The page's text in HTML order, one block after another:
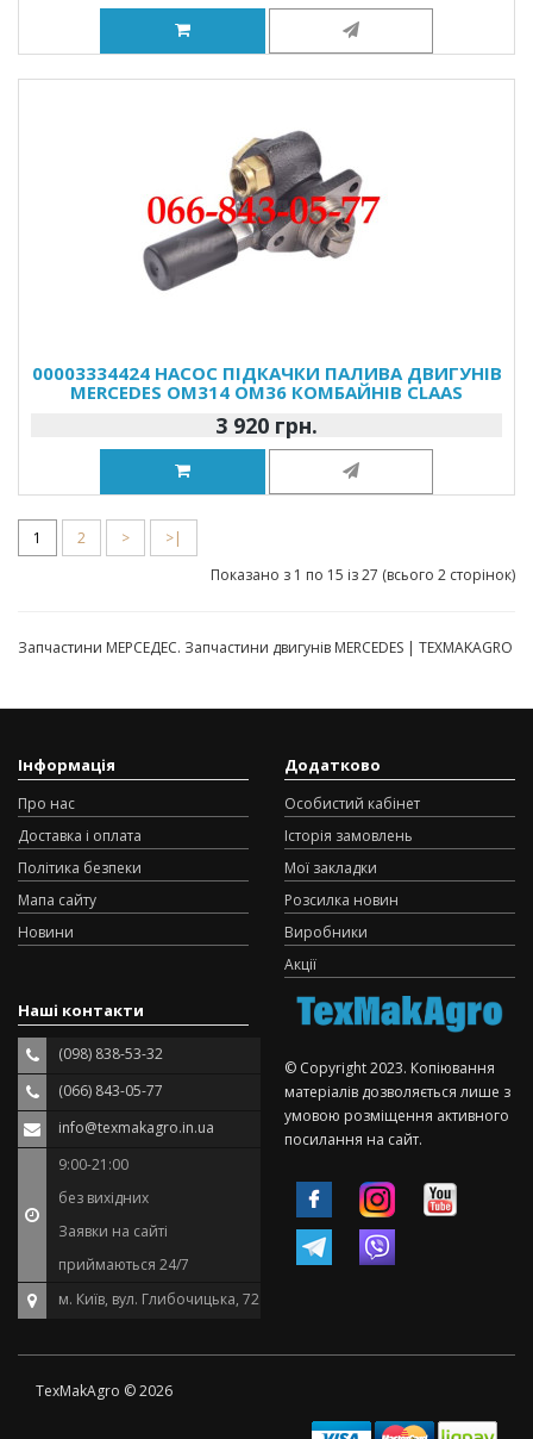
00003334424 НАСОС ПІДКАЧКИ ПАЛИВА ДВИГУНІВ
MERCEDES OM314 OM36 КОМБАЙНІВ CLAAS
3 920 грн.
1 2 >
>|
Показано з 1 по 15 із 27 (всього 2 сторінок)
Запчастини МЕРСЕДЕС. Запчастини двигунів MERCEDES | TEXMAKAGRO
Інформація
Про нас
Доставка і оплата
Політика безпеки
Мапа сайту
Новини
Додатково
Особистий кабінет
Історія замовлень
Мої закладки
Розсилка новин
Виробники
Акції
Наші контакти
(098) 838-53-32
(066) 843-05-77
info@texmakagro.in.ua
9:00-21:00
без вихідних
Заявки на сайті
приймаються 24/7
м. Київ, вул. Глибочицька, 72
© Copyright 2023. Копіювання
матеріалів дозволяється лише з
умовою розміщення активного
посилання на сайт.
TexMakAgro © 2026